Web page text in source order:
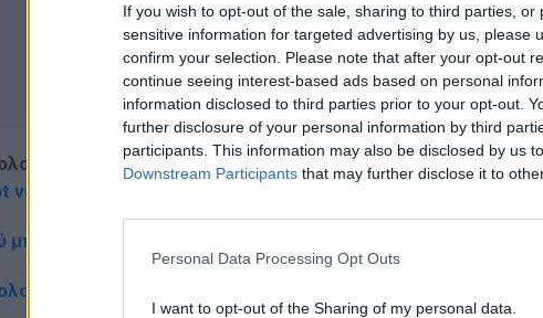
If you wish to opt-out of the sale, sharing to third parties,
sensitive information for targeted advertising by us, please
confirm your selection. Please note that after your opt-out
continue seeing interest-based ads based on personal
information disclosed to third parties prior to your opt-out.
further disclosure of your personal information by third
participants. This information may also be disclosed by us
Downstream Participants that may further disclose it to
Personal Data Processing Opt Outs
I want to opt-out of the Sharing of my personal data.
το E-Radio.gr στο Google News και μάθετε
νέα
μπήκες στο E-Daily.gr; Τα νέα της ημέρας και ότι σου κάνει
το E-Radio.gr και στο Instagram